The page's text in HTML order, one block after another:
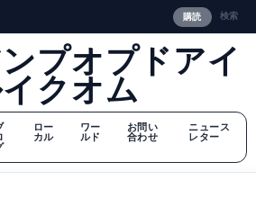
購読 検索
プオプドアイ
クオム
ロー
カル
ワー
ルド
お問い
合わせ
ニュース
レター